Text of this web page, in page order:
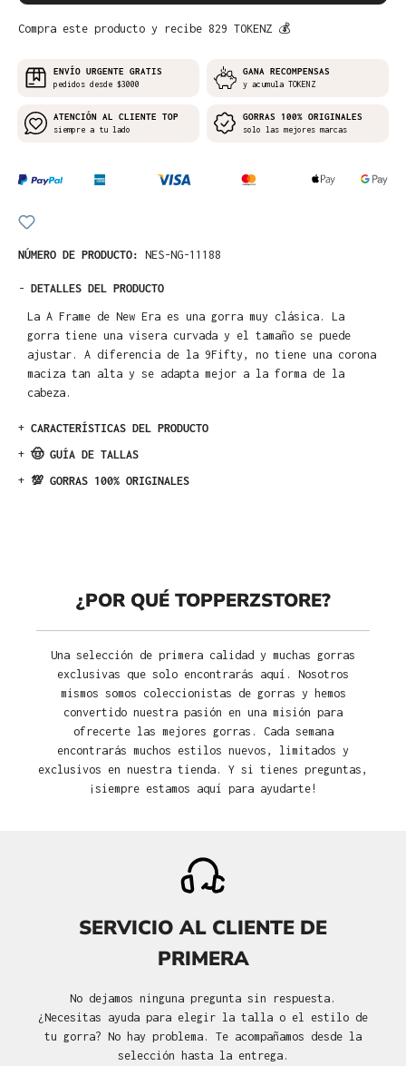
Compra este producto y recibe 829 TOKENZ 💰
ENVÍO URGENTE GRATIS
pedidos desde $3000
GANA RECOMPENSAS
y acumula TOKENZ
ATENCIÓN AL CLIENTE TOP
siempre a tu lado
GORRAS 100% ORIGINALES
solo las mejores marcas
NÚMERO DE PRODUCTO: NES-NG-11188
- DETALLES DEL PRODUCTO
La A Frame de New Era es una gorra muy clásica. La
gorra tiene una visera curvada y el tamaño se puede
ajustar. A diferencia de la 9Fifty, no tiene una corona
maciza tan alta y se adapta mejor a la forma de la
cabeza.
+ CARACTERÍSTICAS DEL PRODUCTO
+ 🤠 GUÍA DE TALLAS
+ 💯 GORRAS 100% ORIGINALES
¿POR QUÉ TOPPERZSTORE?
Una selección de primera calidad y muchas gorras
exclusivas que solo encontrarás aquí. Nosotros
mismos somos coleccionistas de gorras y hemos
convertido nuestra pasión en una misión para
ofrecerte las mejores gorras. Cada semana
encontrarás muchos estilos nuevos, limitados y
exclusivos en nuestra tienda. Y si tienes preguntas,
¡siempre estamos aquí para ayudarte!
SERVICIO AL CLIENTE DE
PRIMERA
No dejamos ninguna pregunta sin respuesta.
¿Necesitas ayuda para elegir la talla o el estilo de
tu gorra? No hay problema. Te acompañamos desde la
selección hasta la entrega.